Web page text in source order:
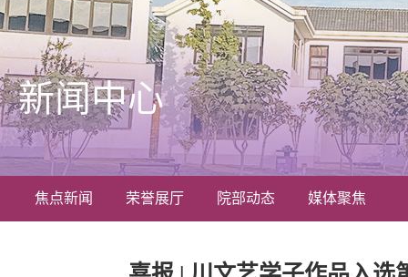
焦点新闻 荣誉展厅 院部动态 媒体聚焦
新闻中心